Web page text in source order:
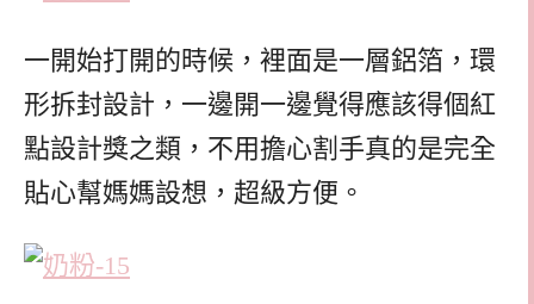
一開始打開的時候，裡面是一層鋁箔，環
形拆封設計，一邊開一邊覺得應該得個紅
點設計獎之類，不用擔心割手真的是完全
貼心幫媽媽設想，超級方便。